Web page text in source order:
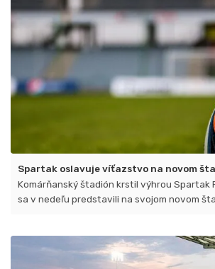
Spartak oslavuje víťazstvo na novom
Komárňanský štadión krstil výhrou Spartak
sa v nedeľu predstavili na svojom novom